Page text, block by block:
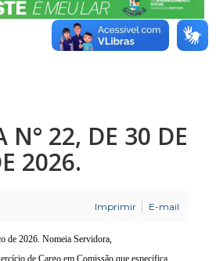
N° 22, DE 30 DE
2026.
Imprimir E-mail
de 2026. Nomeia Servidora,
de Cargo em Comissão que especifica.